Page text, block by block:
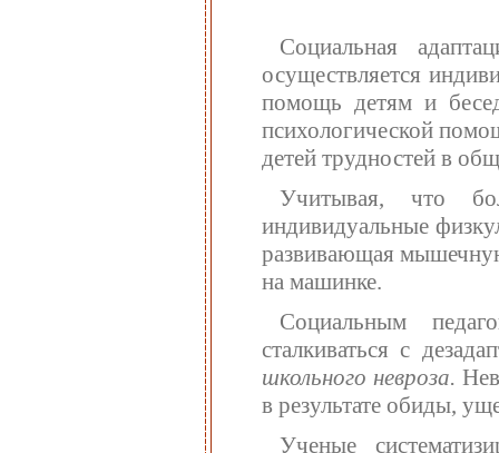
Социальная
осуществляется
помощь детям и
психологической
детей трудностей в
Учитывая, что
индивидуальные
развивающая
на машинке.
Социальным
сталкиваться с
школьного невроза.
в результате обиды,
Ученые